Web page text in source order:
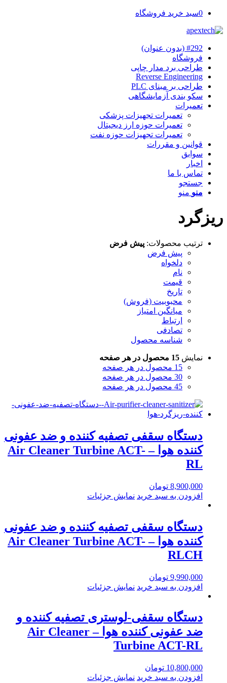
0سبد خرید فروشگاه
#292 (بدون عنوان)
فروشگاه
طراحی برد مدار چاپی
Reverse Engineering
طراحی بر مبنای PLC
سکو بندی آزمایشگاهی
تعمیرات
تعمیرات تجهیزات پزشکی
تعمیرات حوزه ارز دیجیتال
تعمیرات تجهیزات حوزه نفت
قوانین و مقررات
سوابق
اخبار
تماس با ما
جستجو
منو منو
ریزگرد
ترتیب محصولات: پیش فرض
پیش فرض
دلخواه
نام
قیمت
تاریخ
محبوبیت (فروش)
میانگین امتیاز
ارتباط
تصادفی
شناسه محصول
نمایش 15 محصول در هر صفحه
15 محصول در هر صفحه
30 محصول در هر صفحه
45 محصول در هر صفحه
دستگاه سقفی تصفیه کننده و ضد عفونی
کننده هوا – Air Cleaner Turbine ACT-
RL
8,900,000 تومان
افزودن به سبد خرید نمایش جزئیات
دستگاه سقفی تصفیه کننده و ضد عفونی
کننده هوا – Air Cleaner Turbine ACT-
RLCH
9,990,000 تومان
افزودن به سبد خرید نمایش جزئیات
دستگاه سقفی-لوستری تصفیه کننده و
ضد عفونی کننده هوا – Air Cleaner
Turbine ACT-RL
10,800,000 تومان
افزودن به سبد خرید نمایش جزئیات